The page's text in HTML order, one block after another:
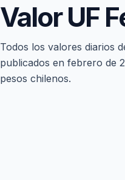
Valor UF
Todos los valores diarios
publicados en febrero de
pesos chilenos.